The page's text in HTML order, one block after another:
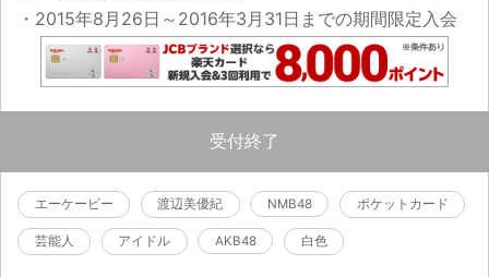
・2015年8月26日～2016年3月31日までの期間限定入会
受付終了
エーケービー 渡辺美優紀 NMB48 ポケットカード
芸能人 アイドル AKB48 白色